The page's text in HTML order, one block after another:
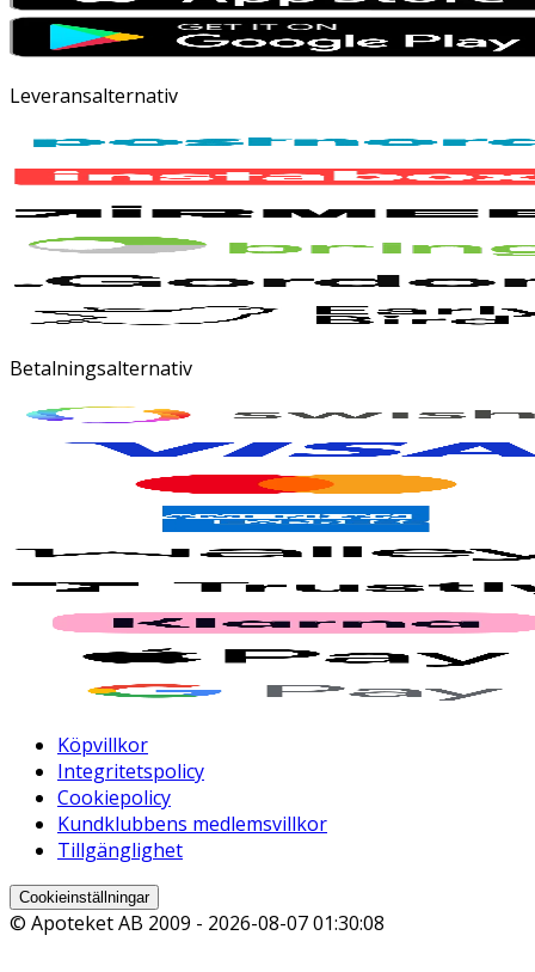
Leveransalternativ
Betalningsalternativ
Köpvillkor
Integritetspolicy
Cookiepolicy
Kundklubbens medlemsvillkor
Tillgänglighet
Cookieinställningar
© Apoteket AB 2009 - 2026-08-07 01:30:08